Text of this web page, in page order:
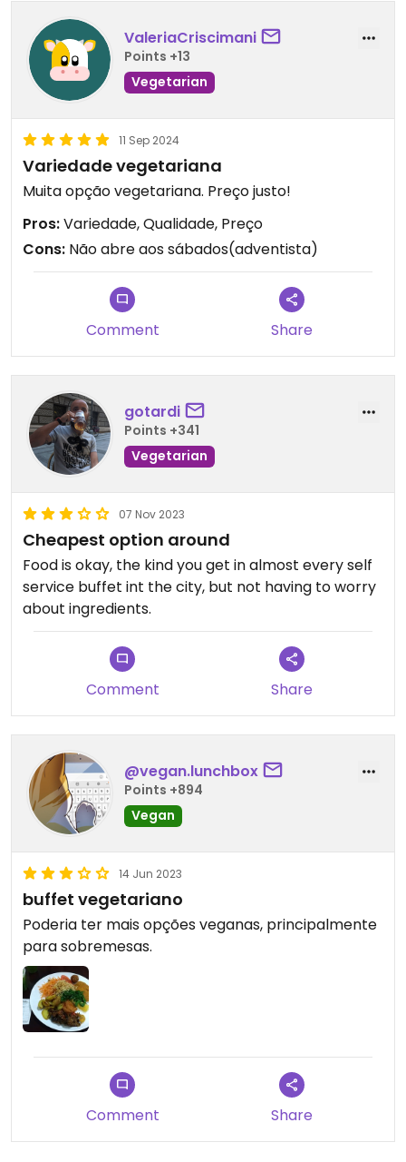
Updated from previous review on 2026-04-13
ValeriaCriscimani
Points +13
Vegetarian
11 Sep 2024
Variedade vegetariana
Muita opção vegetariana. Preço justo!
Pros:Variedade, Qualidade, Preço
Cons: Não abre aos sábados(adventista)
Comment Share
gotardi
Points +341
Vegetarian
07 Nov 2023
Cheapest option around
Food is okay, the kind you get in almost every self
service buffet int the city, but not having to worry
about ingredients.
Comment Share
@vegan.lunchbox
Points +894
Vegan
14 Jun 2023
buffet vegetariano
Poderia ter mais opções veganas, principalmente
para sobremesas.
Comment Share